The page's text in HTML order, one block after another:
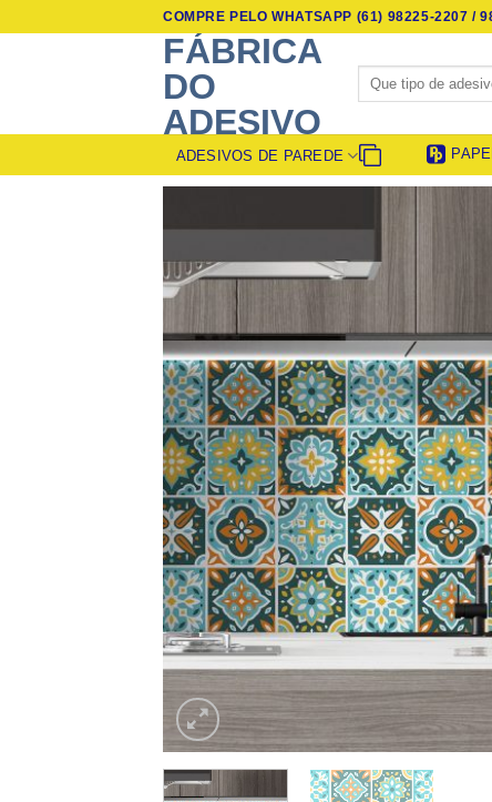
COMPRE PELO WHATSAPP (61) 98225-2207 /
FÁBRICA
DO
ADESIVO
Pesquisar
por:
ADESIVOS DE PAREDE